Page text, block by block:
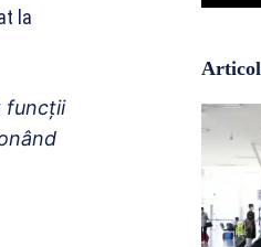
la
funcţii